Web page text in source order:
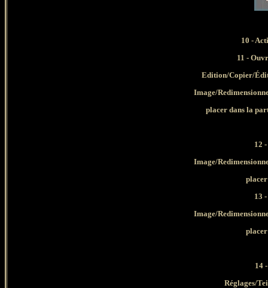
10 -
11 -
Edition/Copier/
Image/
placer dans la
12
Image/
13
Image/
14
Réglages/